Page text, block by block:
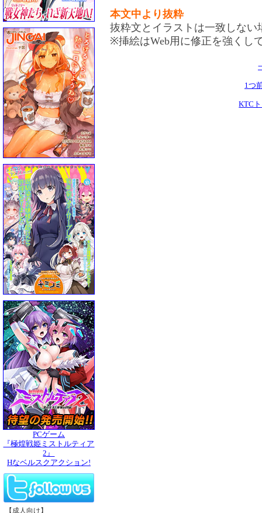
PCゲーム
『極煌戦姫ミストルティア
2』
Hなベルスクアクション!
【成人向け】
本文中より抜粋
抜粋文とイラストは一致しない
※挿絵はWeb用に修正を強くし
1つ
KTC